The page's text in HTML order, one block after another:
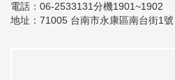
電話：06-2533131分機1901~1902
地址：71005 台南市永康區南台街1號